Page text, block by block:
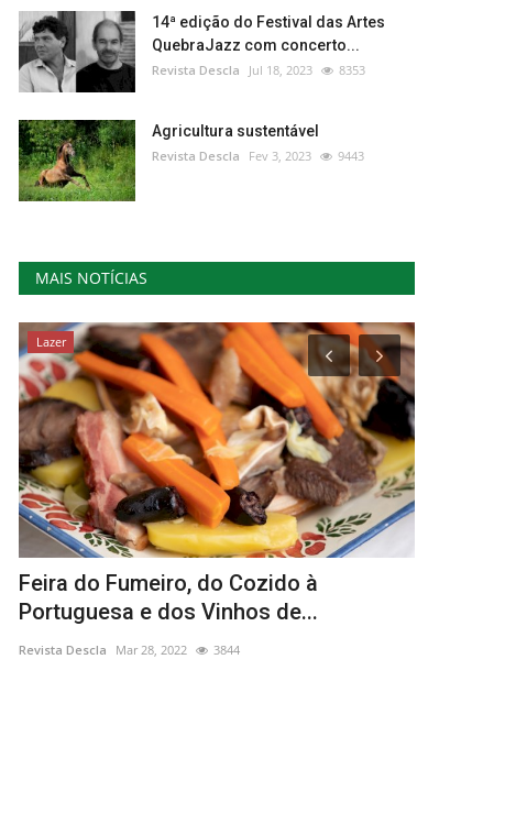
14ª edição do Festival das Artes
QuebraJazz com concerto...
Revista Descla Jul 18, 2023 8353
Agricultura sustentável
Revista Descla Fev 3, 2023 9443
MAIS NOTÍCIAS
Lazer
Feira do Fumeiro, do Cozido à
Portuguesa e dos Vinhos de...
Revista Descla Mar 28, 2022 3844